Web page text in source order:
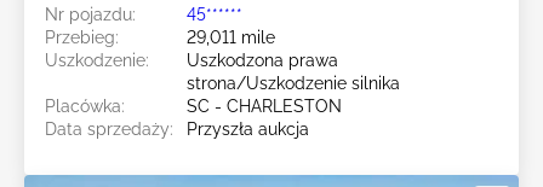
Nr pojazdu:
45******
Przebieg:
29,011 mile
Uszkodzenie:
Uszkodzona prawa
strona/Uszkodzenie silnika
Placówka:
SC - CHARLESTON
Data sprzedaży:
Przyszła aukcja